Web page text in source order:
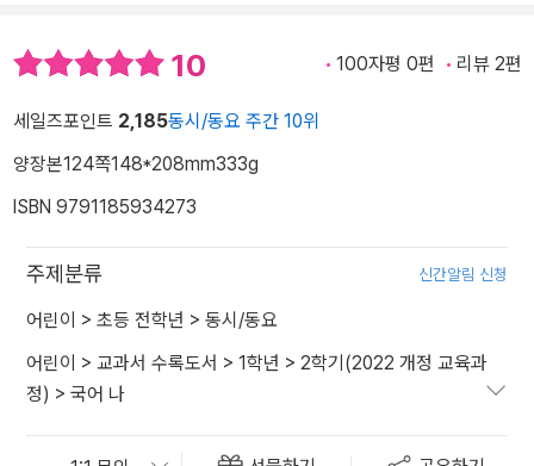
10 100자평 0편 리뷰 2편
세일즈포인트 2,185동시/동요 주간 10위
양장본124쪽148*208mm333g
ISBN 9791185934273
주제분류 신간알림 신청
어린이 > 초등 전학년 > 동시/동요
어린이 > 교과서 수록도서 > 1학년 > 2학기(2022 개정 교육과
정) > 국어 나